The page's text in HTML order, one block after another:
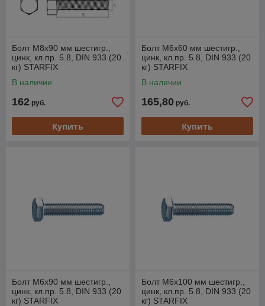
Болт М8х90 мм шестигр.,
цинк, кл.пр. 5.8, DIN 933 (20
кг) STARFIX
В наличии
162 руб.
Купить
Болт М6х60 мм шестигр.,
цинк, кл.пр. 5.8, DIN 933 (20
кг) STARFIX
В наличии
165,80 руб.
Купить
Болт М6х90 мм шестигр.,
цинк, кл.пр. 5.8, DIN 933 (20
кг) STARFIX
Болт М6х100 мм шестигр.,
цинк, кл.пр. 5.8, DIN 933 (20
кг) STARFIX